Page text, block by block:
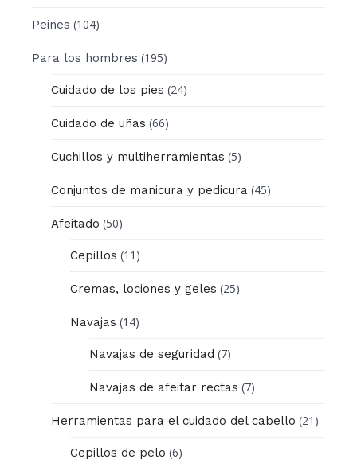
Peines (104)
Para los hombres (195)
Cuidado de los pies (24)
Cuidado de uñas (66)
Cuchillos y multiherramientas (5)
Conjuntos de manicura y pedicura (45)
Afeitado (50)
Cepillos (11)
Cremas, lociones y geles (25)
Navajas (14)
Navajas de seguridad (7)
Navajas de afeitar rectas (7)
Herramientas para el cuidado del cabello (21)
Cepillos de pelo (6)